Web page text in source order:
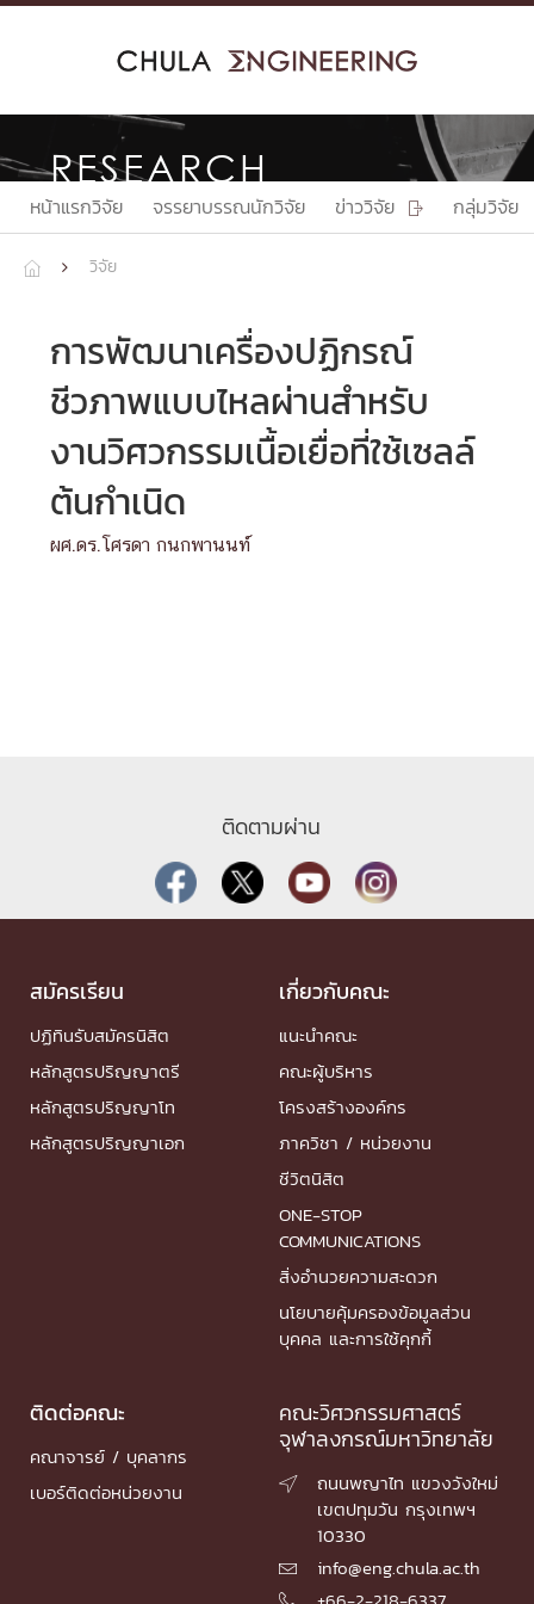
Skip
RESEARCH
หน้าแรกวิจัย จรรยาบรรณนักวิจัย ข่าววิจัย  กลุ่มวิจัย
  วิจัย
การพัฒนาเครื่องปฏิกรณ์
ชีวภาพแบบไหลผ่านสำหรับ
งานวิศวกรรมเนื้อเยื่อที่ใช้เซลล์
ต้นกำเนิด
ผศ.ดร.โศรดา กนกพานนท์
ติดตามผ่าน
สมัครเรียน
ปฏิทินรับสมัครนิสิต
หลักสูตรปริญญาตรี
หลักสูตรปริญญาโท
หลักสูตรปริญญาเอก
เกี่ยวกับคณะ
แนะนำคณะ
คณะผู้บริหาร
โครงสร้างองค์กร
ภาควิชา / หน่วยงาน
ชีวิตนิสิต
ONE-STOP
COMMUNICATIONS
สิ่งอำนวยความสะดวก
นโยบายคุ้มครองข้อมูลส่วน
บุคคล และการใช้คุกกี้
ติดต่อคณะ
คณาจารย์ / บุคลากร
เบอร์ติดต่อหน่วยงาน
คณะวิศวกรรมศาสตร์
จุฬาลงกรณ์มหาวิทยาลัย

ถนนพญาไท แขวงวังใหม่
เขตปทุมวัน กรุงเทพฯ
10330
 info@eng.chula.ac.th